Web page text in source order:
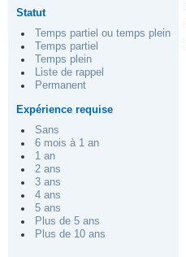
Statut
Temps partiel ou temps plein
Temps partiel
Temps plein
Liste de rappel
Permanent
Expérience requise
Sans
6 mois à 1 an
1 an
2 ans
3 ans
4 ans
5 ans
Plus de 5 ans
Plus de 10 ans